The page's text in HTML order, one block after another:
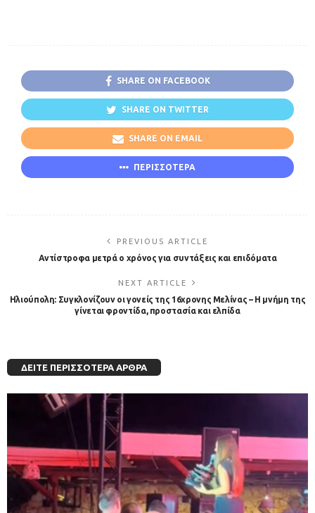
SHARE ON FACEBOOK
SHARE ON TWITTER
SHARE ON EMAIL
ΠΕΡΙΣΣΟΤΕΡΑ
PREVIOUS ARTICLE
Αντίστροφα μετρά ο χρόνος για συντάξεις και επιδόματα
NEXT ARTICLE
Ηλιούπολη: Συγκλονίζουν οι γονείς της 16χρονης Μελίνας – Η μνήμη της
γίνεται φροντίδα, προστασία και ελπίδα
ΔΕΊΤΕ ΠΕΡΙΣΣΌΤΕΡΑ ΆΡΘΡΑ